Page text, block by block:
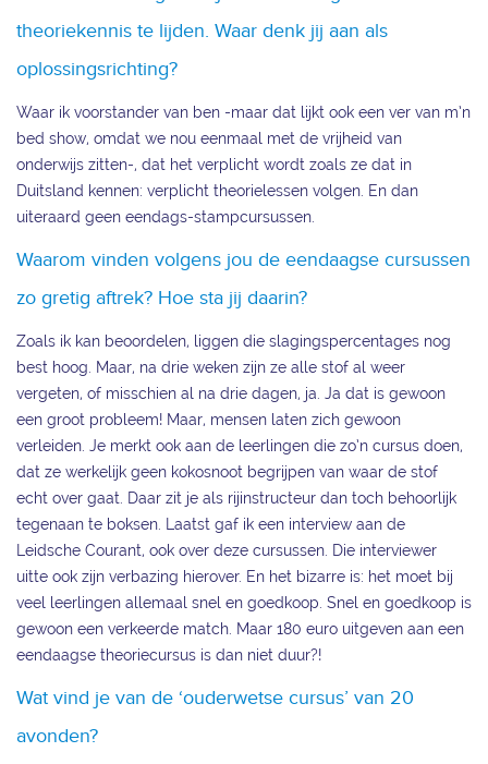
theoriekennis te lijden. Waar denk jij aan als
oplossingsrichting?
Waar ik voorstander van ben -maar dat lijkt ook een ver van m’n
bed show, omdat we nou eenmaal met de vrijheid van
onderwijs zitten-, dat het verplicht wordt zoals ze dat in
Duitsland kennen: verplicht theorielessen volgen. En dan
uiteraard geen eendags-stampcursussen.
Waarom vinden volgens jou de eendaagse cursussen
zo gretig aftrek? Hoe sta jij daarin?
Zoals ik kan beoordelen, liggen die slagingspercentages nog
best hoog. Maar, na drie weken zijn ze alle stof al weer
vergeten, of misschien al na drie dagen, ja. Ja dat is gewoon
een groot probleem! Maar, mensen laten zich gewoon
verleiden. Je merkt ook aan de leerlingen die zo’n cursus doen,
dat ze werkelijk geen kokosnoot begrijpen van waar de stof
echt over gaat. Daar zit je als rijinstructeur dan toch behoorlijk
tegenaan te boksen. Laatst gaf ik een interview aan de
Leidsche Courant, ook over deze cursussen. Die interviewer
uitte ook zijn verbazing hierover. En het bizarre is: het moet bij
veel leerlingen allemaal snel en goedkoop. Snel en goedkoop is
gewoon een verkeerde match. Maar 180 euro uitgeven aan een
eendaagse theoriecursus is dan niet duur?!
Wat vind je van de ‘ouderwetse cursus’ van 20
avonden?